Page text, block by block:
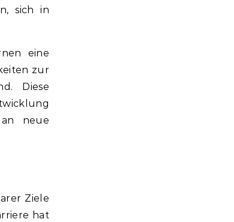
sich in
eine
zur
Diese
neue
Ziele
hat